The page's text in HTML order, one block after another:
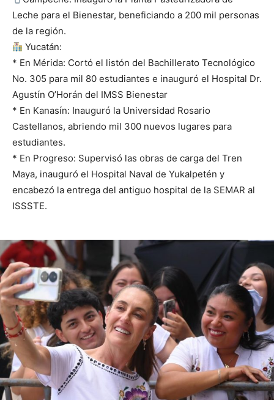
Leche para el Bienestar, beneficiando a 200 mil personas
de la región.
Yucatán:
* En Mérida: Cortó el listón del Bachillerato Tecnológico
No. 305 para mil 80 estudiantes e inauguró el Hospital Dr.
Agustín O’Horán del IMSS Bienestar
* En Kanasín: Inauguró la Universidad Rosario
Castellanos, abriendo mil 300 nuevos lugares para
estudiantes.
* En Progreso: Supervisó las obras de carga del Tren
Maya, inauguró el Hospital Naval de Yukalpetén y
encabezó la entrega del antiguo hospital de la SEMAR al
ISSSTE.